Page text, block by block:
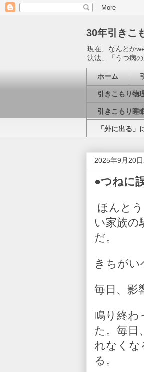
30年引きこ
現在、なんとか
決法」「うつ病
ホーム
引きこもり物
引きこもり睡
「外に出る
2025年9月20
●つねに
ほんと
い家族の
だ。
きちがい
毎日、影
鳴り終わ
た。毎日
れなくな
る。